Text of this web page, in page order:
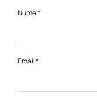
Nume*
Email*